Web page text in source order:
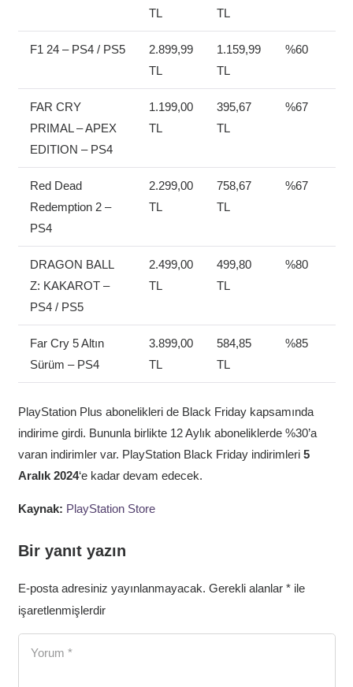
TL
TL
F1 24 – PS4 / PS5
2.899,99
TL
1.159,99
TL
%60
FAR CRY
PRIMAL – APEX
EDITION – PS4
1.199,00
TL
395,67
TL
%67
Red Dead
Redemption 2 –
PS4
2.299,00
TL
758,67
TL
%67
DRAGON BALL
Z: KAKAROT –
PS4 / PS5
2.499,00
TL
499,80
TL
%80
Far Cry 5 Altın
Sürüm – PS4
3.899,00
TL
584,85
TL
%85
PlayStation Plus abonelikleri de Black Friday kapsamında
indirime girdi. Bununla birlikte 12 Aylık aboneliklerde %30’a
varan indirimler var. PlayStation Black Friday indirimleri 5
Aralık 2024‘e kadar devam edecek.
Kaynak: PlayStation Store
Bir yanıt yazın
E-posta adresiniz yayınlanmayacak. Gerekli alanlar *ile
işaretlenmişlerdir